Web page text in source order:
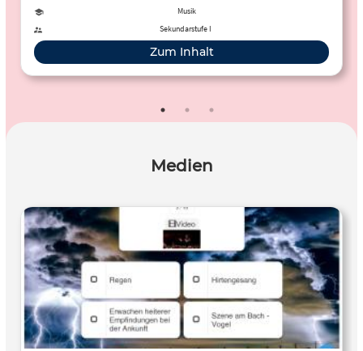
Musik
Sekundarstufe I
Zum Inhalt
Medien